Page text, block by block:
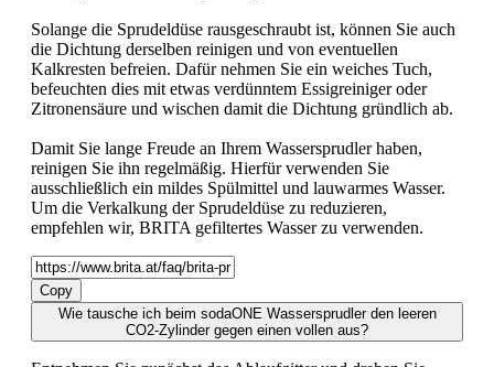
Solange die Sprudeldüse rausgeschraubt ist, können Sie auch
die Dichtung derselben reinigen und von eventuellen
Kalkresten befreien. Dafür nehmen Sie ein weiches Tuch,
befeuchten dies mit etwas verdünntem Essigreiniger oder
Zitronensäure und wischen damit die Dichtung gründlich ab.
Damit Sie lange Freude an Ihrem Wassersprudler haben,
reinigen Sie ihn regelmäßig. Hierfür verwenden Sie
ausschließlich ein mildes Spülmittel und lauwarmes Wasser.
Um die Verkalkung der Sprudeldüse zu reduzieren,
empfehlen wir, BRITA gefiltertes Wasser zu verwenden.
Copy
Wie tausche ich beim sodaONE Wassersprudler den leeren
CO2-Zylinder gegen einen vollen aus?